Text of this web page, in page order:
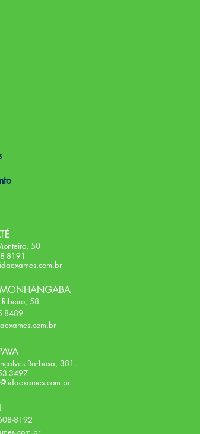
50
8191
58
8489
Barbosa, 381.​
3497
8192